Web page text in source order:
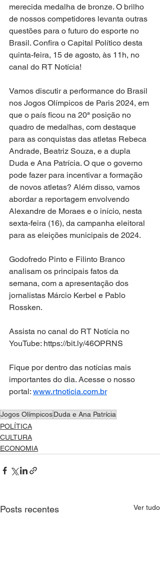
merecida medalha de bronze. O brilho
de nossos competidores levanta outras
questões para o futuro do esporte no
Brasil. Confira o Capital Político desta
quinta-feira, 15 de agosto, às 11h, no
canal do RT Notícia!
Vamos discutir a performance do Brasil
nos Jogos Olímpicos de Paris 2024, em
que o país ficou na 20ª posição no
quadro de medalhas, com destaque
para as conquistas das atletas Rebeca
Andrade, Beatriz Souza, e a dupla
Duda e Ana Patrícia. O que o governo
pode fazer para incentivar a formação
de novos atletas? Além disso, vamos
abordar a reportagem envolvendo
Alexandre de Moraes e o início, nesta
sexta-feira (16), da campanha eleitoral
para as eleições municipais de 2024.
Godofredo Pinto e Filinto Branco
analisam os principais fatos da
semana, com a apresentação dos
jornalistas Márcio Kerbel e Pablo
Rossken.
Assista no canal do RT Notícia no
YouTube: https://bit.ly/46OPRNS
Fique por dentro das notícias mais
importantes do dia. Acesse o nosso
portal: www.rtnoticia.com.br
Jogos OlímpicosDuda e Ana Patrícia
POLÍTICA
CULTURA
ECONOMIA
Posts recentes Ver tudo